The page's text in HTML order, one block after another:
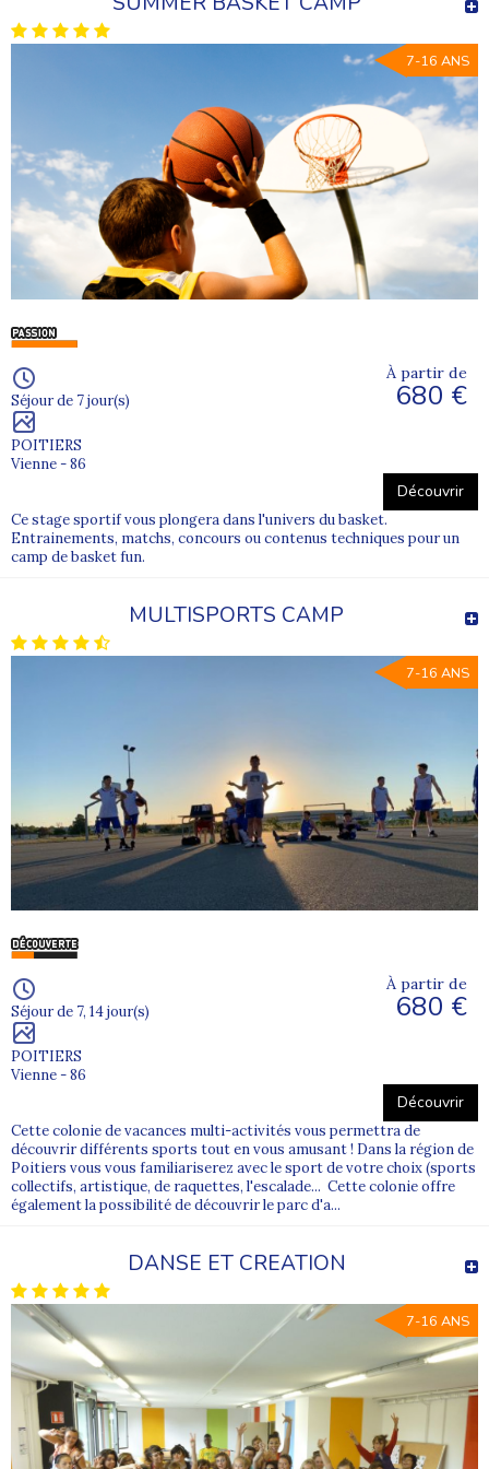
7-16 ANS
Séjour de 7 jour(s)
POITIERS
Vienne - 86
À partir de
680 €
Découvrir
Ce stage sportif vous plongera dans l'univers du basket.
Entrainements, matchs, concours ou contenus techniques pour un
camp de basket fun.
MULTISPORTS CAMP
7-16 ANS
Séjour de 7, 14 jour(s)
POITIERS
Vienne - 86
À partir de
680 €
Découvrir
Cette colonie de vacances multi-activités vous permettra de
découvrir différents sports tout en vous amusant ! Dans la région de
Poitiers vous vous familiariserez avec le sport de votre choix (sports
collectifs, artistique, de raquettes, l'escalade... Cette colonie offre
également la possibilité de découvrir le parc d'a...
DANSE ET CREATION
7-16 ANS